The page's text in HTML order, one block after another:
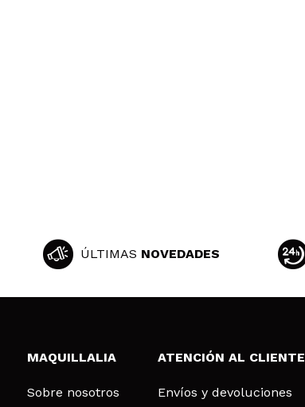
ÚLTIMAS NOVEDADES
MAQUILLALIA
Sobre nosotros
ATENCIÓN AL CLIENTE
Envíos y devoluciones